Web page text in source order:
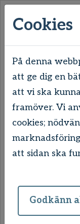
Hem
Direktbyte
varandra
innebär att
Cookies
På denna
att ge dig en
att vi ska
framöver. Vi
cookies;
att sidan ska
Godkänn